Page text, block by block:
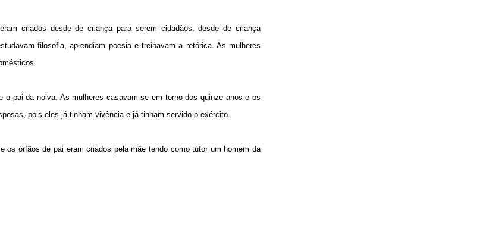
criados desde de criança para serem cidadãos, desde de criança
filosofia, aprendiam poesia e treinavam a retórica. As mulheres
pai da noiva. As mulheres casavam-se em torno dos quinze anos e os
pois eles já tinham vivência e já tinham servido o exército.
órfãos de pai eram criados pela mãe tendo como tutor um homem da